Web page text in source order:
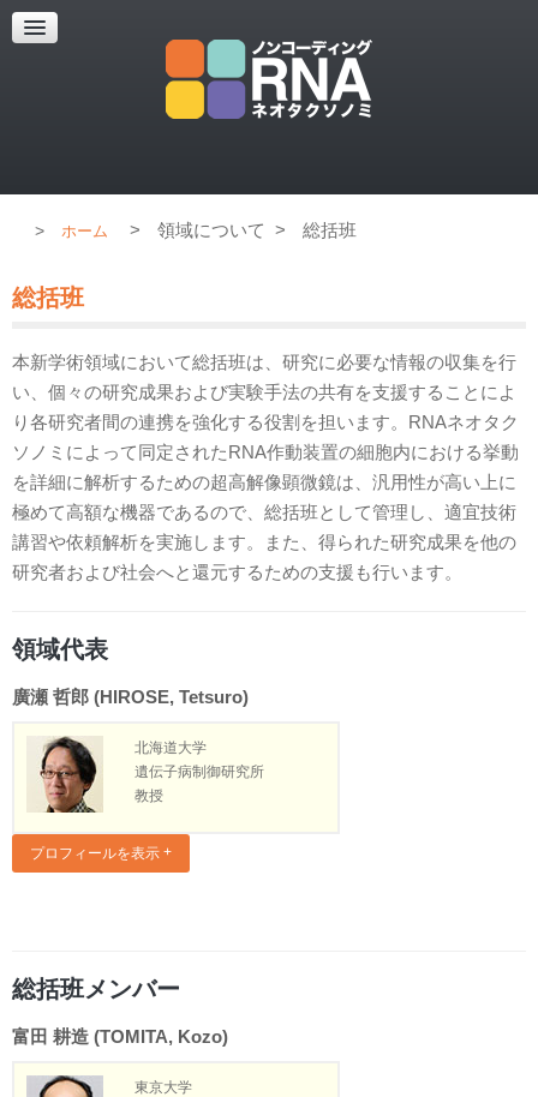
超解像顕微鏡
超解像顕微鏡の紹介
ホーム > 領域について > 総括班
総括班
本新学術領域において総括班は、研究に必要な情報の収集を行
い、個々の研究成果および実験手法の共有を支援することによ
り各研究者間の連携を強化する役割を担います。RNAネオタク
ソノミによって同定されたRNA作動装置の細胞内における挙動
を詳細に解析するための超高解像顕微鏡は、汎用性が高い上に
極めて高額な機器であるので、総括班として管理し、適宜技術
講習や依頼解析を実施します。また、得られた研究成果を他の
研究者および社会へと還元するための支援も行います。
領域代表
廣瀬 哲郎 (HIROSE, Tetsuro)
北海道大学
遺伝子病制御研究所
教授
プロフィールを表示
総括班メンバー
富田 耕造 (TOMITA, Kozo)
東京大学